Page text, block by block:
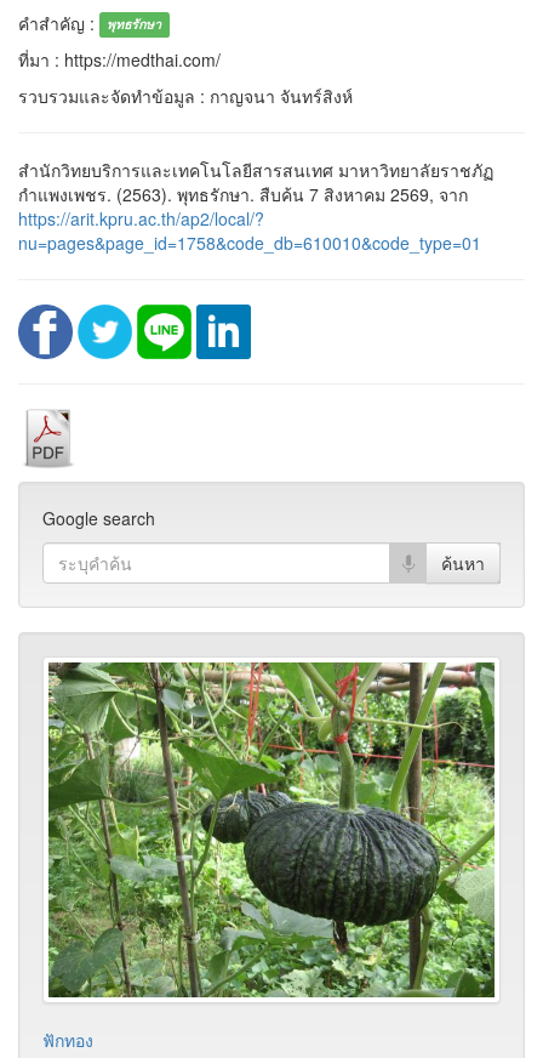
คำสำคัญ :
พุทธรักษา
ที่มา : https://medthai.com/
รวบรวมและจัดทำข้อมูล : กาญจนา จันทร์สิงห์
สำนักวิทยบริการและเทคโนโลยีสารสนเทศ มาหาวิทยาลัยราชภัฏ
กำแพงเพชร. (2563). พุทธรักษา. สืบค้น 7 สิงหาคม 2569, จาก
https://arit.kpru.ac.th/ap2/local/?
nu=pages&page_id=1758&code_db=610010&code_type=01
Google search
ฟักทอง